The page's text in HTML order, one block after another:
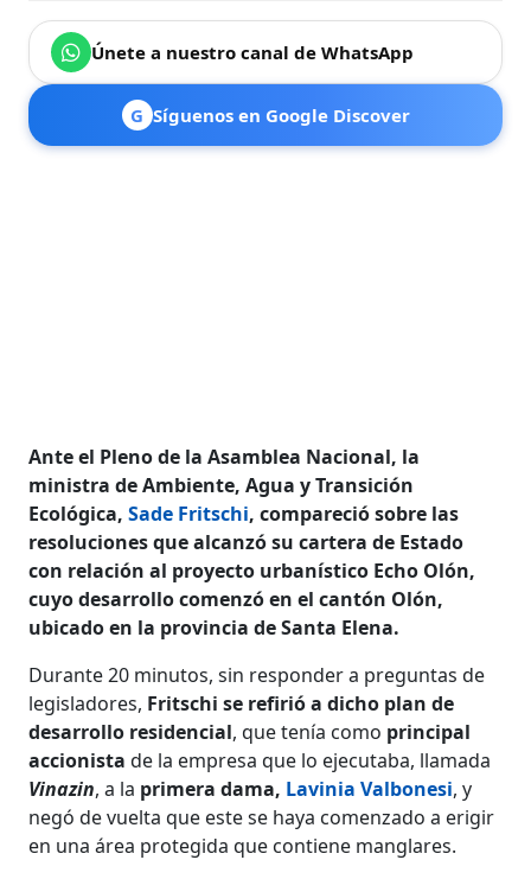
Únete a nuestro canal de WhatsApp
G Síguenos en Google Discover
Ante el Pleno de la Asamblea Nacional, la
ministra de Ambiente, Agua y Transición
Ecológica,Sade Fritschi, compareció sobre las
resoluciones que alcanzó su cartera de Estado
con relación al proyecto urbanístico Echo Olón,
cuyo desarrollo comenzó en el cantón Olón,
ubicado en la provincia de Santa Elena.
Durante 20 minutos, sin responder a preguntas de
legisladores, Fritschi se refirió a dicho plan de
desarrollo residencial, que tenía como principal
accionista de la empresa que lo ejecutaba, llamada
Vinazin, a la primera dama, Lavinia Valbonesi, y
negó de vuelta que este se haya comenzado a erigir
en una área protegida que contiene manglares.